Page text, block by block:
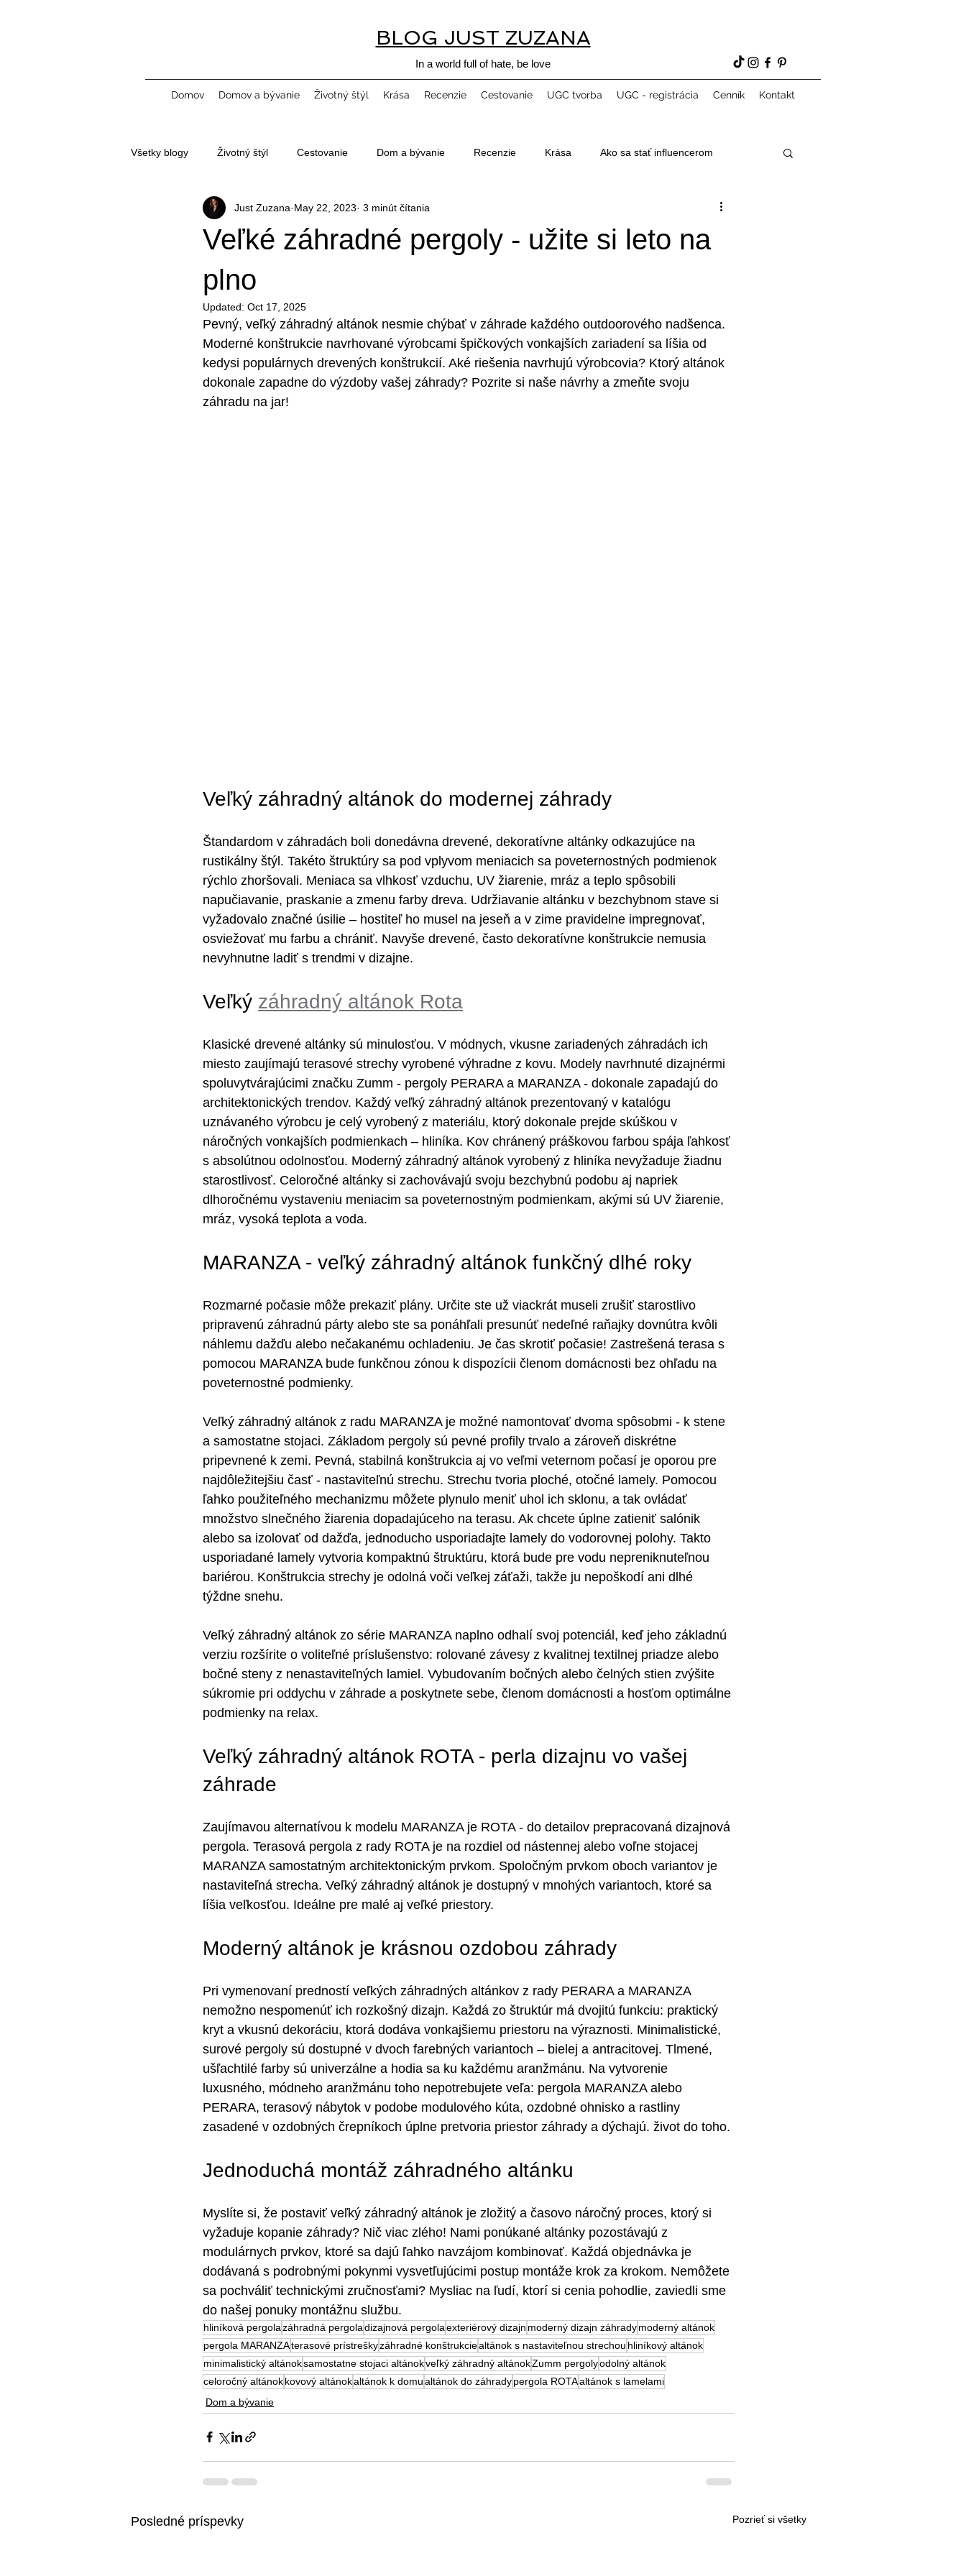
BLOG JUST ZUZANA
In a world full of hate, be love
Domov Domov a bývanie Životný štýl Krása Recenzie Cestovanie UGC tvorba UGC - registrácia Cenník Kontakt
Všetky blogy Životný štýl Cestovanie Dom a bývanie Recenzie Krása Ako sa stať influencerom
Tvorba obsahu a UGC
Veľké záhradné pergoly - užite si leto na
plno
Just Zuzana May 22, 2023 3 minút čítania
Updated: Oct 17, 2025
Pevný, veľký záhradný altánok nesmie chýbať v záhrade každého outdoorového nadšenca.
Moderné konštrukcie navrhované výrobcami špičkových vonkajších zariadení sa líšia od
kedysi populárnych drevených konštrukcií. Aké riešenia navrhujú výrobcovia? Ktorý altánok
dokonale zapadne do výzdoby vašej záhrady? Pozrite si naše návrhy a zmeňte svoju
záhradu na jar!
Veľký záhradný altánok do modernej záhrady
Štandardom v záhradách boli donedávna drevené, dekoratívne altánky odkazujúce na
rustikálny štýl. Takéto štruktúry sa pod vplyvom meniacich sa poveternostných podmienok
rýchlo zhoršovali. Meniaca sa vlhkosť vzduchu, UV žiarenie, mráz a teplo spôsobili
napučiavanie, praskanie a zmenu farby dreva. Udržiavanie altánku v bezchybnom stave si
vyžadovalo značné úsilie – hostiteľ ho musel na jeseň a v zime pravidelne impregnovať,
osviežovať mu farbu a chrániť. Navyše drevené, často dekoratívne konštrukcie nemusia
nevyhnutne ladiť s trendmi v dizajne.
Veľký záhradný altánok Rota
Klasické drevené altánky sú minulosťou. V módnych, vkusne zariadených záhradách ich
miesto zaujímajú terasové strechy vyrobené výhradne z kovu. Modely navrhnuté dizajnérmi
spoluvytvárajúcimi značku Zumm - pergoly PERARA a MARANZA - dokonale zapadajú do
architektonických trendov. Každý veľký záhradný altánok prezentovaný v katalógu
uznávaného výrobcu je celý vyrobený z materiálu, ktorý dokonale prejde skúškou v
náročných vonkajších podmienkach – hliníka. Kov chránený práškovou farbou spája ľahkosť
s absolútnou odolnosťou. Moderný záhradný altánok vyrobený z hliníka nevyžaduje žiadnu
starostlivosť. Celoročné altánky si zachovávajú svoju bezchybnú podobu aj napriek
dlhoročnému vystaveniu meniacim sa poveternostným podmienkam, akými sú UV žiarenie,
mráz, vysoká teplota a voda.
MARANZA - veľký záhradný altánok funkčný dlhé roky
Rozmarné počasie môže prekaziť plány. Určite ste už viackrát museli zrušiť starostlivo
pripravenú záhradnú párty alebo ste sa ponáhľali presunúť nedeľné raňajky dovnútra kvôli
náhlemu dažďu alebo nečakanému ochladeniu. Je čas skrotiť počasie! Zastrešená terasa s
pomocou MARANZA bude funkčnou zónou k dispozícii členom domácnosti bez ohľadu na
poveternostné podmienky.
Veľký záhradný altánok z radu MARANZA je možné namontovať dvoma spôsobmi - k stene
a samostatne stojaci. Základom pergoly sú pevné profily trvalo a zároveň diskrétne
pripevnené k zemi. Pevná, stabilná konštrukcia aj vo veľmi veternom počasí je oporou pre
najdôležitejšiu časť - nastaviteľnú strechu. Strechu tvoria ploché, otočné lamely. Pomocou
ľahko použiteľného mechanizmu môžete plynulo meniť uhol ich sklonu, a tak ovládať
množstvo slnečného žiarenia dopadajúceho na terasu. Ak chcete úplne zatieniť salónik
alebo sa izolovať od dažďa, jednoducho usporiadajte lamely do vodorovnej polohy. Takto
usporiadané lamely vytvoria kompaktnú štruktúru, ktorá bude pre vodu nepreniknuteľnou
bariérou. Konštrukcia strechy je odolná voči veľkej záťaži, takže ju nepoškodí ani dlhé
týždne snehu.
Veľký záhradný altánok zo série MARANZA naplno odhalí svoj potenciál, keď jeho základnú
verziu rozšírite o voliteľné príslušenstvo: rolované závesy z kvalitnej textilnej priadze alebo
bočné steny z nenastaviteľných lamiel. Vybudovaním bočných alebo čelných stien zvýšite
súkromie pri oddychu v záhrade a poskytnete sebe, členom domácnosti a hosťom optimálne
podmienky na relax.
Veľký záhradný altánok ROTA - perla dizajnu vo vašej
záhrade
Zaujímavou alternatívou k modelu MARANZA je ROTA - do detailov prepracovaná dizajnová
pergola. Terasová pergola z rady ROTA je na rozdiel od nástennej alebo voľne stojacej
MARANZA samostatným architektonickým prvkom. Spoločným prvkom oboch variantov je
nastaviteľná strecha. Veľký záhradný altánok je dostupný v mnohých variantoch, ktoré sa
líšia veľkosťou. Ideálne pre malé aj veľké priestory.
Moderný altánok je krásnou ozdobou záhrady
Pri vymenovaní predností veľkých záhradných altánkov z rady PERARA a MARANZA
nemožno nespomenúť ich rozkošný dizajn. Každá zo štruktúr má dvojitú funkciu: praktický
kryt a vkusnú dekoráciu, ktorá dodáva vonkajšiemu priestoru na výraznosti. Minimalistické,
surové pergoly sú dostupné v dvoch farebných variantoch – bielej a antracitovej. Tlmené,
ušľachtilé farby sú univerzálne a hodia sa ku každému aranžmánu. Na vytvorenie
luxusného, ​​módneho aranžmánu toho nepotrebujete veľa: pergola MARANZA alebo
PERARA, terasový nábytok v podobe modulového kúta, ozdobné ohnisko a rastliny
zasadené v ozdobných črepníkoch úplne pretvoria priestor záhrady a dýchajú. život do toho.
Jednoduchá montáž záhradného altánku
Myslíte si, že postaviť veľký záhradný altánok je zložitý a časovo náročný proces, ktorý si
vyžaduje kopanie záhrady? Nič viac zlého! Nami ponúkané altánky pozostávajú z
modulárnych prvkov, ktoré sa dajú ľahko navzájom kombinovať. Každá objednávka je
dodávaná s podrobnými pokynmi vysvetľujúcimi postup montáže krok za krokom. Nemôžete
sa pochváliť technickými zručnosťami? Mysliac na ľudí, ktorí si cenia pohodlie, zaviedli sme
do našej ponuky montážnu službu.
hliníková pergolazáhradná pergoladizajnová pergolaexteriérový dizajn moderný dizajn záhradymoderný altánok
pergola MARANZAterasové prístreškyzáhradné konštrukciealtánok s nastaviteľnou strechou hliníkový altánok
minimalistický altánoksamostatne stojaci altánokveľký záhradný altánokZumm pergolyodolný altánok
celoročný altánokkovový altánokaltánok k domualtánok do záhradypergola ROTAaltánok s lamelami
Dom a bývanie
Posledné príspevky Pozrieť si všetky